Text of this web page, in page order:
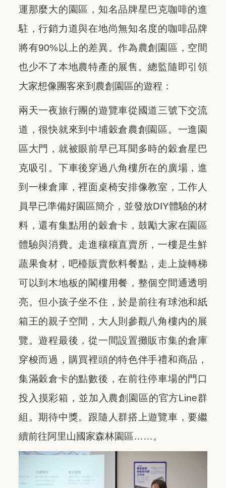
運那麼大的園區，知名品牌星巴克咖啡的進
駐，行銷力道與在地尚無知名度的咖啡品牌
將有90%以上的差異。作為農創園區，空間
也少不了本地農特產的展售。總監隨即引領
大家想像團客來到農創園區的遊程：
兩天一夜旅行團的遊覽車從國道三號下交流
道，很快就來到中埔穀倉農創園區。一進園
區大門，就被眼前早已耳聞多時的穀倉星巴
克吸引。下車後穿過八角樓所在的廣場，進
到一棟倉庫，裡面桌椅安排像教室，工作人
員早已準備好園區簡介，並發放DIY體驗的材
料，還有集點用的穀倉卡，鼓勵大家在園區
體驗與消費。走進穰穰直賣所，一樓是生鮮
蔬果食材，吧檯販賣飲料餐點，走上旋轉梯
可以到木地板的閣樓用餐，整個空間通透明
亮。但小孩子坐不住，於是前往有球池和紙
箱王的親子空間，大人則參觀八角樓內的展
覽。遊程最後，從一間設置攤販市集的倉庫
穿梭而過，購買裡頭的特色伴手禮和商品，
集滿穀倉卡的點數後，在前往停車場的門口
投入摸彩箱，並加入農創園區的官方Line群
組。期待中獎。跟隨人群搭上遊覽車，要繼
續前往阿里山國家森林園區……。